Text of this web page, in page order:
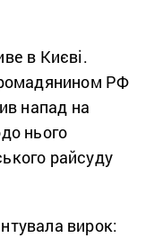
в Києві.
РФ
напад на
нього
райсуду
вирок: